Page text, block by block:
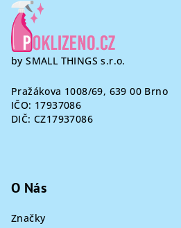
by SMALL THINGS s.r.o.
Pražákova 1008/69, 639 00 Brno
IČO: 17937086
DIČ: CZ17937086
O Nás
Značky